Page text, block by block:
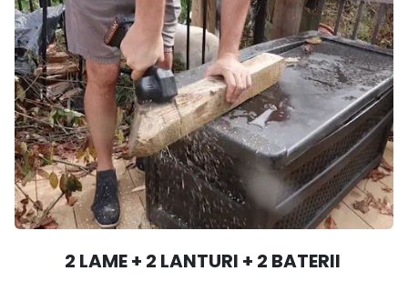
2 LAME + 2 LANTURI + 2 BATERII